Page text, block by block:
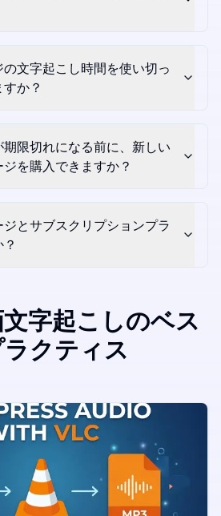
文字起こし時間を使い切っ
か？
限切れになる前に、新しい
を購入できますか？
とサブスクリプションプラ
字起こしのベス
ラクティス